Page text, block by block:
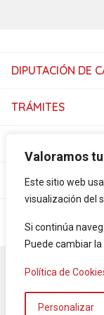
Valoramos
Este sitio web
visualización del
Si continúa
Puede cambiar
Política de
Personalizar
DIPUTACIÓN DE
TRÁMITES
SERVICIOS
Accesibilidad